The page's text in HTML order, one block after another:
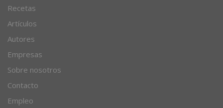
Recetas
Artículos
Autores
Empresas
Sobre nosotros
Contacto
Empleo